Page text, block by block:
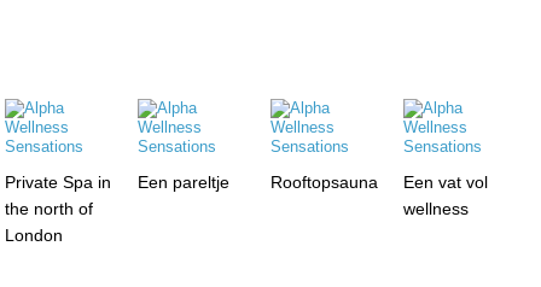
Private Spa in
the north of
London
Een pareltje Rooftopsauna
Een vat vol
wellness